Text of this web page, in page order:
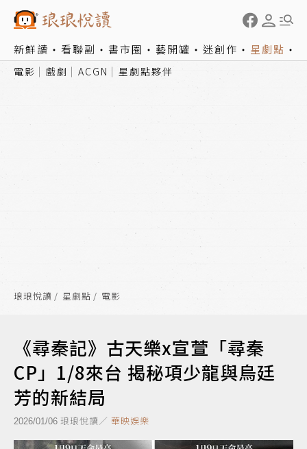
新鮮讀 看聯副 書市圈 藝開罐 迷創作 星劇點
電影 戲劇 ACGN 星劇點夥伴
琅琅悅讀 星劇點 電影
《尋秦記》古天樂x宣萱「尋秦
CP」1/8來台 揭秘項少龍與烏廷
芳的新結局
2026/01/06 琅琅悅讀／ 華映娛樂